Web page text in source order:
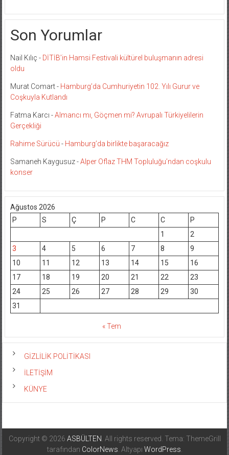
Son Yorumlar
Nail Kılıç - DİTİB’in Hamsi Festivali kültürel buluşmanın adresi
oldu
Murat Comart- Hamburg’da Cumhuriyetin 102. Yılı Gurur ve
Coşkuyla Kutlandı
Fatma Karcı -Almancı mı, Göçmen mi? Avrupalı Türkiyelilerin
Gerçekliği
Rahime Sürücü - Hamburg’da birlikte başaracağız
Samaneh Kaygusuz-Alper Oflaz THM Topluluğu’ndan coşkulu
konser
Ağustos 2026
P
S Ç P C C
P
1
2
3
4 5 6 7 8
9
10
11 12 13 14 15
16
17
18 19 20 21 22
23
24
25 26 27 28 29
30
31
« Tem
GİZLİLİK POLİTİKASI
İLETİŞİM
KÜNYE
Copyright © 2026 ASBÜLTEN . All rights reserved. Tema: ThemeGrill
tarafından ColorNews . Altyapı WordPress